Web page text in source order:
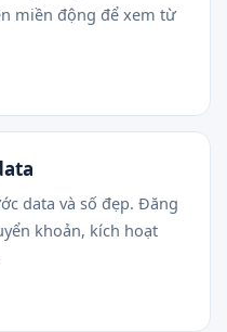
miền động để xem từ
data và số đẹp. Đăng
khoản, kích hoạt